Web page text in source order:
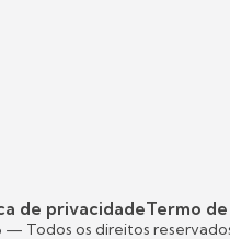
de privacidadeTermo de
— Todos os direitos